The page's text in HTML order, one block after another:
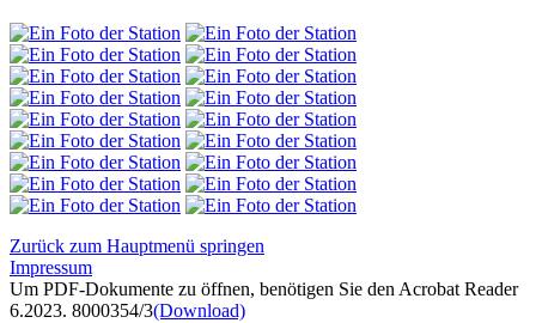
Zurück zum Hauptmenü springen
Impressum
Um PDF-Dokumente zu öffnen, benötigen Sie den Acrobat Reader
6.2023. 8000354/3(Download)